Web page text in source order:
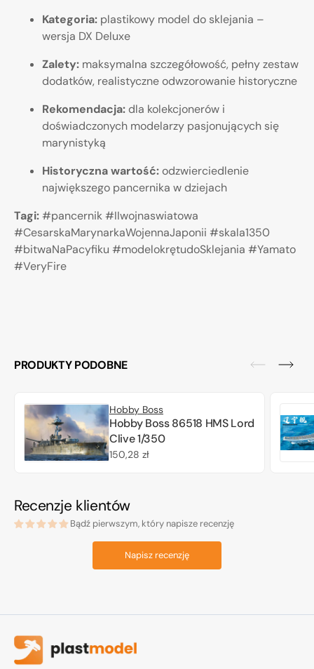
Kategoria: plastikowy model do sklejania –
wersja DX Deluxe
Zalety: maksymalna szczegółowość, pełny zestaw
dodatków, realistyczne odwzorowanie historyczne
Rekomendacja:dla kolekcjonerów i
doświadczonych modelarzy pasjonujących się
marynistyką
Historyczna wartość:odzwierciedlenie
największego pancernika w dziejach
Tagi:#pancernik #IIwojnaswiatowa
#CesarskaMarynarkaWojennaJaponii #skala1350
#bitwaNaPacyfiku #modelokrętudoSklejania #Yamato
#VeryFire
PRODUKTY PODOBNE
Hobby Boss
Hobby Boss 86518 HMS Lord
Clive 1/350
Cena
150,28 zł
Recenzje klientów
Bądź pierwszym, który napisze recenzję
Napisz recenzję